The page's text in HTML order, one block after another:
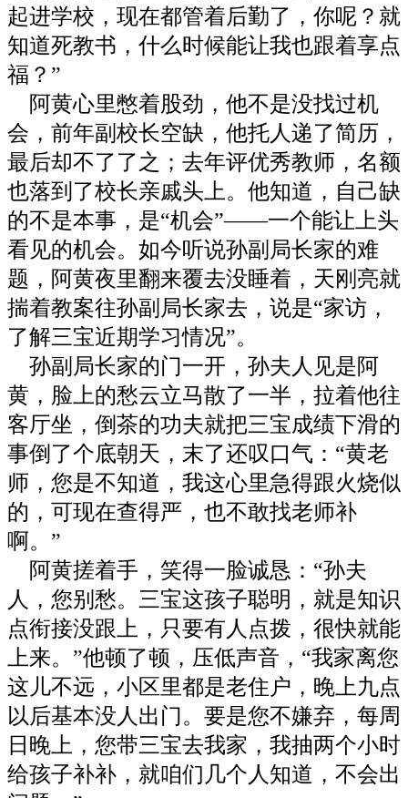
起进学校，现在都管着后勤了，你呢？就
知道死教书，什么时候能让我也跟着享点
福？”
阿黄心里憋着股劲，他不是没找过机
会，前年副校长空缺，他托人递了简历，
最后却不了了之；去年评优秀教师，名额
也落到了校长亲戚头上。他知道，自己缺
的不是本事，是“机会”——一个能让上头
看见的机会。如今听说孙副局长家的难
题，阿黄夜里翻来覆去没睡着，天刚亮就
揣着教案往孙副局长家去，说是“家访，
了解三宝近期学习情况”。
孙副局长家的门一开，孙夫人见是阿
黄，脸上的愁云立马散了一半，拉着他往
客厅坐，倒茶的功夫就把三宝成绩下滑的
事倒了个底朝天，末了还叹口气：“黄老
师，您是不知道，我这心里急得跟火烧似
的，可现在查得严，也不敢找老师补
啊。”
阿黄搓着手，笑得一脸诚恳：“孙夫
人，您别愁。三宝这孩子聪明，就是知识
点衔接没跟上，只要有人点拨，很快就能
上来。”他顿了顿，压低声音，“我家离您
这儿不远，小区里都是老住户，晚上九点
以后基本没人出门。要是您不嫌弃，每周
日晚上，您带三宝去我家，我抽两个小时
给孩子补补，就咱们几个人知道，不会出